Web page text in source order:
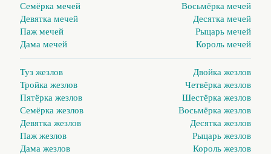
Семёрка мечей
Восьмёрка мечей
Девятка мечей
Десятка мечей
Паж мечей
Рыцарь мечей
Дама мечей
Король мечей
Туз жезлов
Двойка жезлов
Тройка жезлов
Четвёрка жезлов
Пятёрка жезлов
Шестёрка жезлов
Семёрка жезлов
Восьмёрка жезлов
Девятка жезлов
Десятка жезлов
Паж жезлов
Рыцарь жезлов
Дама жезлов
Король жезлов